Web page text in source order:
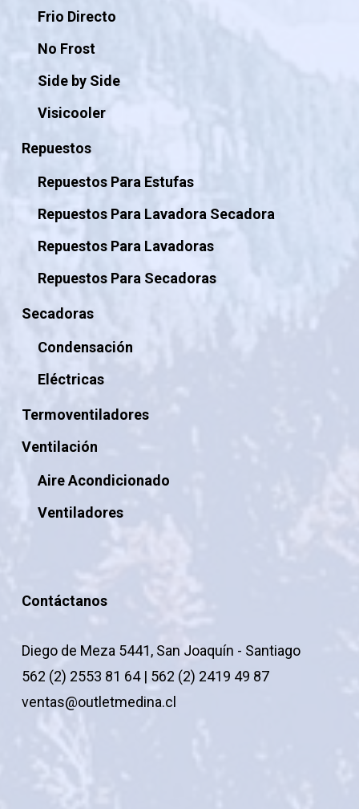
Frio Directo
No Frost
Side by Side
Visicooler
Repuestos
Repuestos Para Estufas
Repuestos Para Lavadora Secadora
Repuestos Para Lavadoras
Repuestos Para Secadoras
Secadoras
Condensación
Eléctricas
Termoventiladores
Ventilación
Aire Acondicionado
Ventiladores
Contáctanos
Diego de Meza 5441, San Joaquín - Santiago
562 (2) 2553 81 64 | 562 (2) 2419 49 87
ventas@outletmedina.cl